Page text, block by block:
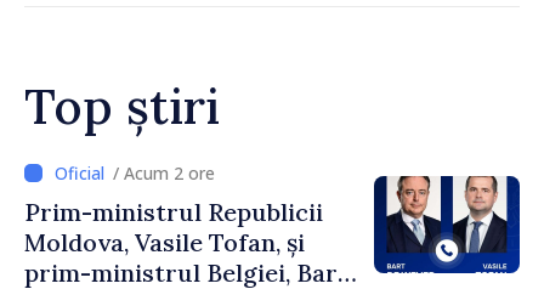
Top știri
/ Acum 2 ore
Perspectivele cooperării
moldo-turce, discutate de
Prim-ministrul Vasile Tofan